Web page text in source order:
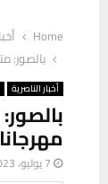
Home
بالصور:
أخبار الناصرية
7 يوليو، 2023